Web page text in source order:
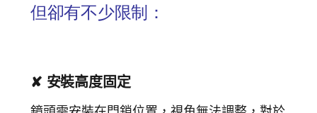
但卻有不少限制：
✘ 安裝高度固定